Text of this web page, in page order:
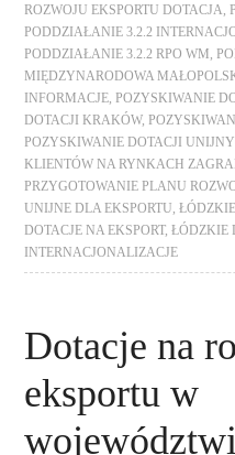
ROZWOJU EKSPORTU DOTACJA
PODDZIAŁANIE 3.2.2
PODDZIAŁANIE 3.2.2 RPO WM
MIĘDZYNARODOWA
INFORMACJE
POZYSKIWANIE
DOTACJI KRAKÓW,
POZYSKIWANIE DOTACJI
KLIENTÓW NA RYNKACH
PRZYGOTOWANIE PLANU
UNIJNE DLA EKSPORTU ,
DOTACJE NA EKSPORT,ŁÓDZKIE
INTERNACJONALIZACJE
Dotacje na
eksportu w